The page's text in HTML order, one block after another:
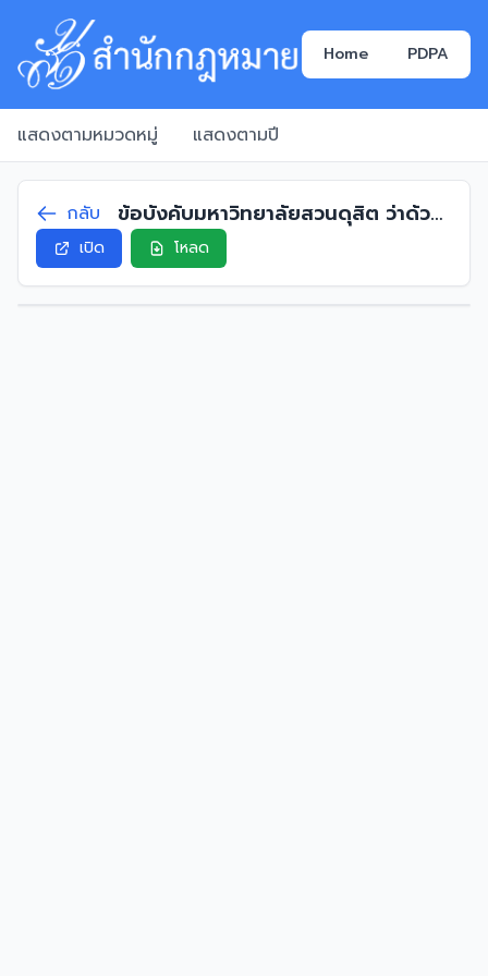
Home PDPA
แสดงตามหมวดหมู่ แสดงตามปี
กลับ
ข้อบังคับมหาวิทยาลัยสวนดุสิต ว่าด้วย
กองทุนสะสมเลี้ยงชีพ (ฉบับที่ 2) พ.ศ.
2561
เปิด โหลด